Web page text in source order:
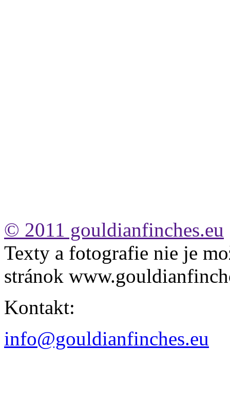
© 2011 gouldianfinches.eu
Texty a fotografie nie je
stránok
Kontakt:
info@gouldianfinches.eu